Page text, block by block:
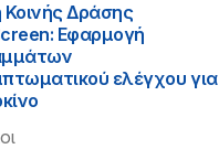
Δράσης
Εφαρμογή
ελέγχου για